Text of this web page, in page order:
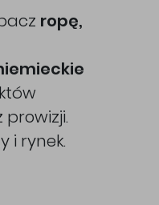
ropę,
i rynek.